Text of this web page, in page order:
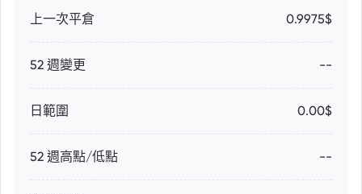
上一次平倉 0.9975$
52 週變更 --
日範圍 0.00$
52 週高點/低點 --